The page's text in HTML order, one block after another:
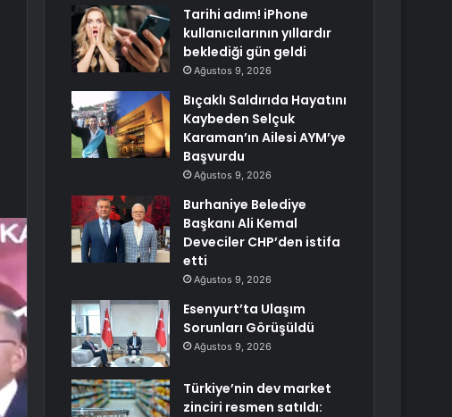
Tarihi adım! iPhone
kullanıcılarının yıllardır
beklediği gün geldi
Ağustos 9, 2026
Bıçaklı Saldırıda Hayatını
Kaybeden Selçuk
Karaman’ın Ailesi AYM’ye
Başvurdu
Ağustos 9, 2026
Burhaniye Belediye
Başkanı Ali Kemal
Deveciler CHP’den istifa
etti
Ağustos 9, 2026
Esenyurt’ta Ulaşım
Sorunları Görüşüldü
Ağustos 9, 2026
Türkiye’nin dev market
zinciri resmen satıldı: